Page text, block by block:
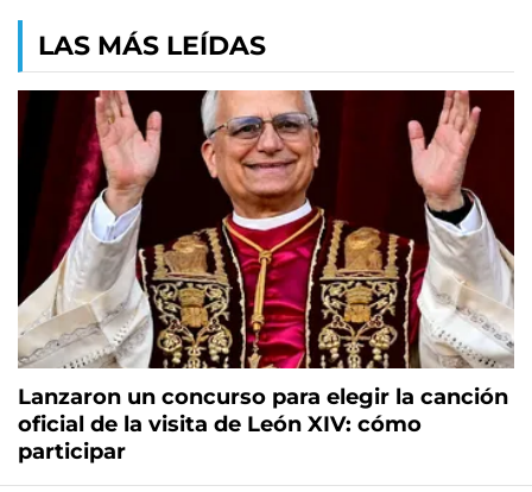
LAS MÁS LEÍDAS
Lanzaron un concurso para elegir la canción
oficial de la visita de León XIV: cómo
participar